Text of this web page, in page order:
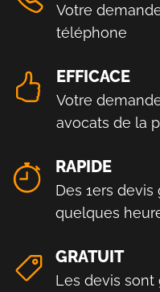
Votre
téléphone
EFFICACE
Votre
avocats de la
RAPIDE
Des 1ers
quelques
GRATUIT
Les devis sont